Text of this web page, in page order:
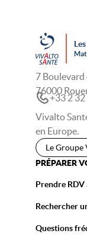
7 Boulevard
76000
+33 2
Vivalto
en Europe.
Le Groupe
PRÉPARER
Prendre RDV
Rechercher
Questions